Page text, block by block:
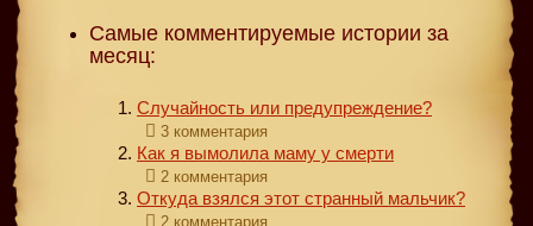
Самые комментируемые истории за
месяц:
Случайность или предупреждение?
3 комментария
Как я вымолила маму у смерти
2 комментария
Откуда взялся этот странный мальчик?